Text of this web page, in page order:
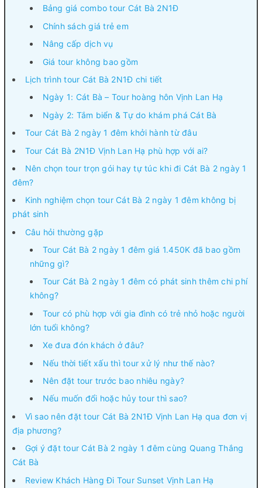
Bảng giá combo tour Cát Bà 2N1Đ
Chính sách giá trẻ em
Nâng cấp dịch vụ
Giá tour không bao gồm
Lịch trình tour Cát Bà 2N1Đ chi tiết
Ngày 1: Cát Bà – Tour hoàng hôn Vịnh Lan Hạ
Ngày 2: Tắm biển & Tự do khám phá Cát Bà
Tour Cát Bà 2 ngày 1 đêm khởi hành từ đâu
Tour Cát Bà 2N1Đ Vịnh Lan Hạ phù hợp với ai?
Nên chọn tour trọn gói hay tự túc khi đi Cát Bà 2 ngày 1
đêm?
Kinh nghiệm chọn tour Cát Bà 2 ngày 1 đêm không bị
phát sinh
Câu hỏi thường gặp
Tour Cát Bà 2 ngày 1 đêm giá 1.450K đã bao gồm
những gì?
Tour Cát Bà 2 ngày 1 đêm có phát sinh thêm chi phí
không?
Tour có phù hợp với gia đình có trẻ nhỏ hoặc người
lớn tuổi không?
Xe đưa đón khách ở đâu?
Nếu thời tiết xấu thì tour xử lý như thế nào?
Nên đặt tour trước bao nhiêu ngày?
Nếu muốn đổi hoặc hủy tour thì sao?
Vì sao nên đặt tour Cát Bà 2N1Đ Vịnh Lan Hạ qua đơn vị
địa phương?
Gợi ý đặt tour Cát Bà 2 ngày 1 đêm cùng Quang Thắng
Cát Bà
Review Khách Hàng Đi Tour Sunset Vịnh Lan Hạ